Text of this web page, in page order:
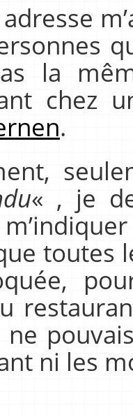
la
chez
.
« , je
toutes
ni les